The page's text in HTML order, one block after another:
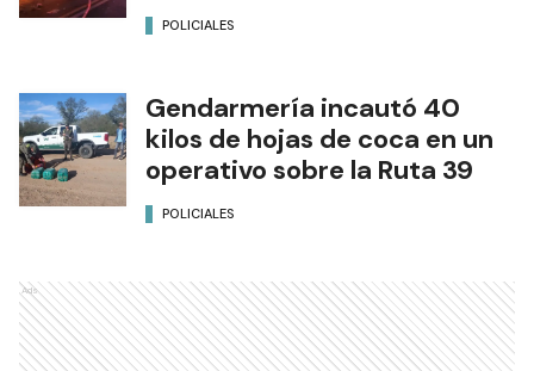
POLICIALES
Gendarmería incautó 40
kilos de hojas de coca en un
operativo sobre la Ruta 39
POLICIALES
Ads